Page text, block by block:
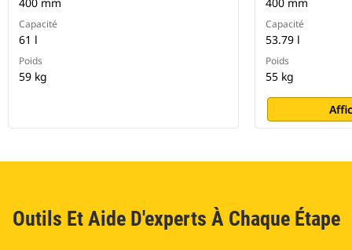
400 mm
Capacité
61 l
Poids
59 kg
400 mm
Capacité
53.79 l
Poids
55 kg
Outils Et Aide D'experts À Chaque Étape